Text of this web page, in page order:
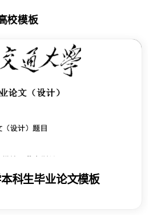
校模板
科生毕业论文模板